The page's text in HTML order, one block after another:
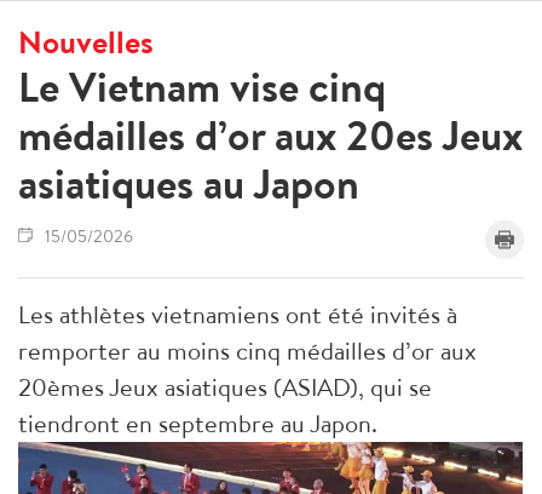
Nouvelles
Le Vietnam vise cinq
médailles d’or aux 20es Jeux
asiatiques au Japon
15/05/2026
Les athlètes vietnamiens ont été invités à
remporter au moins cinq médailles d’or aux
20èmes Jeux asiatiques (ASIAD), qui se
tiendront en septembre au Japon.